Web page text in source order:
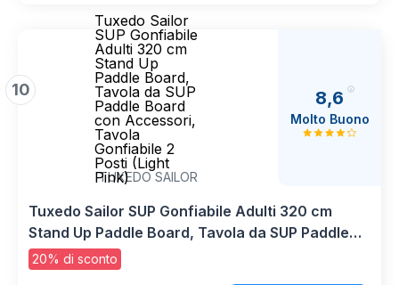
10
Tuxedo Sailor
SUP Gonfiabile
Adulti 320 cm
Stand Up
Paddle Board,
Tavola da SUP
Paddle Board
con Accessori,
Tavola
Gonfiabile 2
Posti (Light
Pink)
TUXEDO SAILOR
8,6
Molto Buono
Tuxedo Sailor SUP Gonfiabile Adulti 320 cm
Stand Up Paddle Board, Tavola da SUP Paddle
Board con Accessori, Tavola Gonfiabile 2 Posti
(Light Pink)
20% di sconto